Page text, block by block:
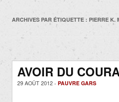
ARCHIVES PAR ÉTIQUETTE : PIERRE K.
AVOIR DU
29 AOÛT 2012 - PAUVRE GARS